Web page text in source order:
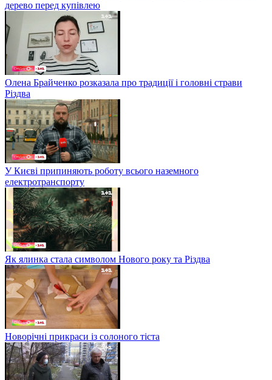
дерево перед купівлею
Олена Брайченко розказала про традиції і головні страви
Різдва
У Києві припиняють роботу всього наземного
електротранспорту
Як ялинка стала символом Нового року та Різдва
Новорічні прикраси із солоного тіста